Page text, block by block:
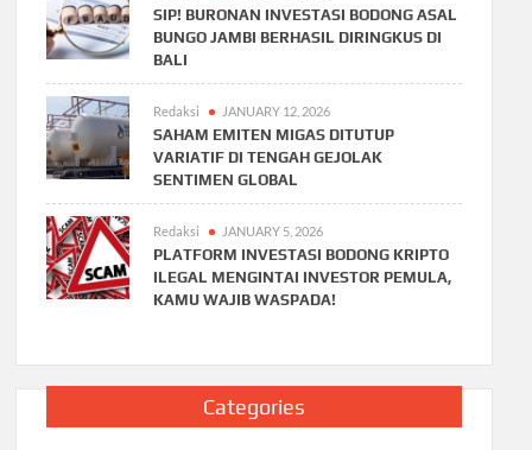
SIP! BURONAN INVESTASI BODONG ASAL
BUNGO JAMBI BERHASIL DIRINGKUS DI
BALI
Redaksi JANUARY 12, 2026
SAHAM EMITEN MIGAS DITUTUP
VARIATIF DI TENGAH GEJOLAK
SENTIMEN GLOBAL
Redaksi JANUARY 5, 2026
PLATFORM INVESTASI BODONG KRIPTO
ILEGAL MENGINTAI INVESTOR PEMULA,
KAMU WAJIB WASPADA!
Categories